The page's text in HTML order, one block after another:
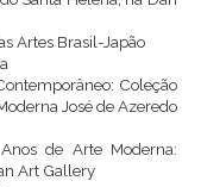
Artes Brasil-Japão
Coleção
José de Azeredo
de Arte Moderna:
Art Gallery